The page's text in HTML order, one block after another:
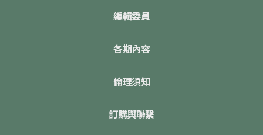
編輯委員
各期內容
倫理須知
訂購與聯繫